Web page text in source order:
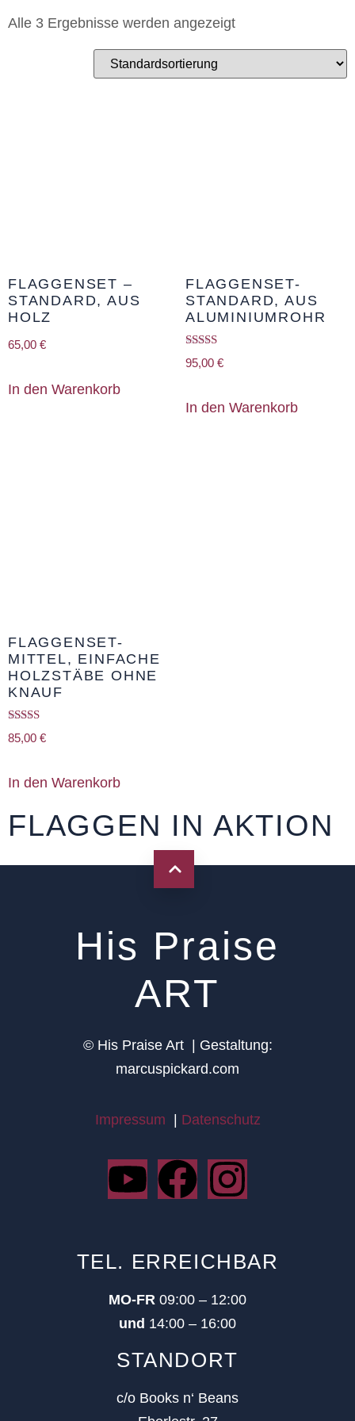
Alle 3 Ergebnisse werden angezeigt
FLAGGENSET –
STANDARD, AUS
HOLZ
65,00 €
In den Warenkorb
FLAGGENSET-
STANDARD, AUS
ALUMINIUMROHR
Bewertet mit
5.00
95,00 €
In den Warenkorb
FLAGGENSET-
MITTEL, EINFACHE
HOLZSTÄBE OHNE
KNAUF
Bewertet mit
5.00
85,00 €
In den Warenkorb
FLAGGEN IN AKTION
His Praise
ART
© His Praise Art | Gestaltung:
marcuspickard.com
Impressum Datenschutz
TEL. ERREICHBAR
MO-FR 09:00 – 12:00
und 14:00 – 16:00
STANDORT
c/o Books n‘ Beans